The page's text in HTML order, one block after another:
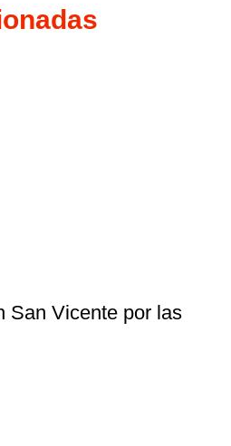
San Vicente por las